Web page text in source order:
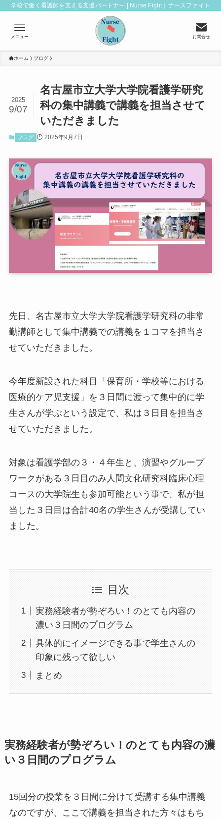
学校で働く看護師を支える支援パートナー | Nurse Fight｜ナースファイト
お問合せ
メニュー
ホーム ブログ
名古屋市立大学大学院看護学研究
科の集中講義で講義を担当させて
いただきました
2025
9/07
ブログ 2025年9月7日
先日、名古屋市立大学大学院看護学研究科の非常
勤講師として集中講義での講義を１コマを担当さ
せていただきました。
今年度新設された科目「保育所・学校等における
医療的ケア児支援」を３日間に渡って集中的に学
生さんが学ぶという設定で、私は３日目を担当さ
せていただきました。
対象は看護学部の３・４年生と、演習やグループ
ワークがある３日目のみ人間文化研究科臨床心理
コースの大学院生も参加可能という事で、私が担
当した３日目は合計40名の学生さんが受講してい
ました。
目次
実務経験者が勢ぞろい！のとても内容の
濃い３日間のプログラム
具体的にイメージできる事で学生さんの
印象に残って欲しい
まとめ
実務経験者が勢ぞろい！のとても内容の濃
い３日間のプログラム
15回分の授業を３日間に分けて受講する集中講義
なのですが、ここで講義を担当された方々はもち